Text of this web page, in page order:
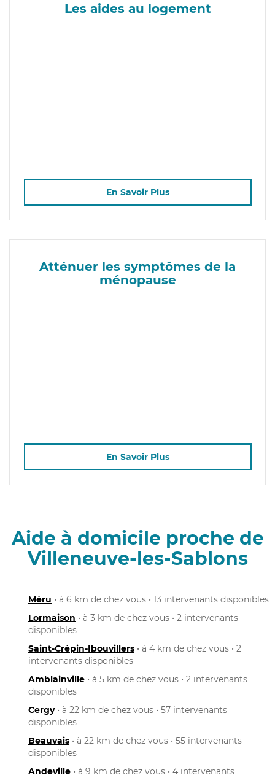
Les aides au logement
En Savoir Plus
Atténuer les symptômes de la
ménopause
En Savoir Plus
Aide à domicile proche de
Villeneuve-les-Sablons
Méru • à 6 km de chez vous • 13 intervenants disponibles
Lormaison • à 3 km de chez vous • 2 intervenants
disponibles
Saint-Crépin-Ibouvillers • à 4 km de chez vous • 2
intervenants disponibles
Amblainville • à 5 km de chez vous • 2 intervenants
disponibles
Cergy• à 22 km de chez vous • 57 intervenants
disponibles
Beauvais • à 22 km de chez vous • 55 intervenants
disponibles
Andeville • à 9 km de chez vous • 4 intervenants